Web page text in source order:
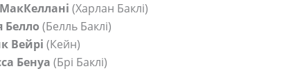
(Харлан Баклі)
Белло (Белль Баклі)
Вейрі (Кейн)
Бенуа (Брі Баклі)